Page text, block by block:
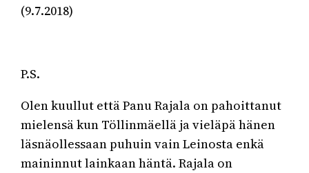
(9.7.2018)
P.S.
Olen kuullut että Panu Rajala on pahoittanut
mielensä kun Töllinmäellä ja vieläpä hänen
läsnäollessaan puhuin vain Leinosta enkä
maininnut lainkaan häntä. Rajala on